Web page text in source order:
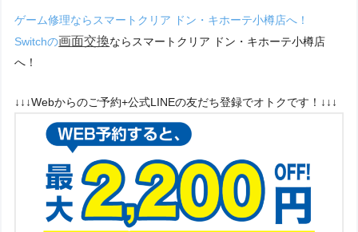
ゲーム修理ならスマートクリア ドン・キホーテ小樽店へ！
Switchの画面交換ならスマートクリア ドン・キホーテ小樽店
へ！
↓↓↓Webからのご予約+公式LINEの友だち登録でオトクです！↓↓↓